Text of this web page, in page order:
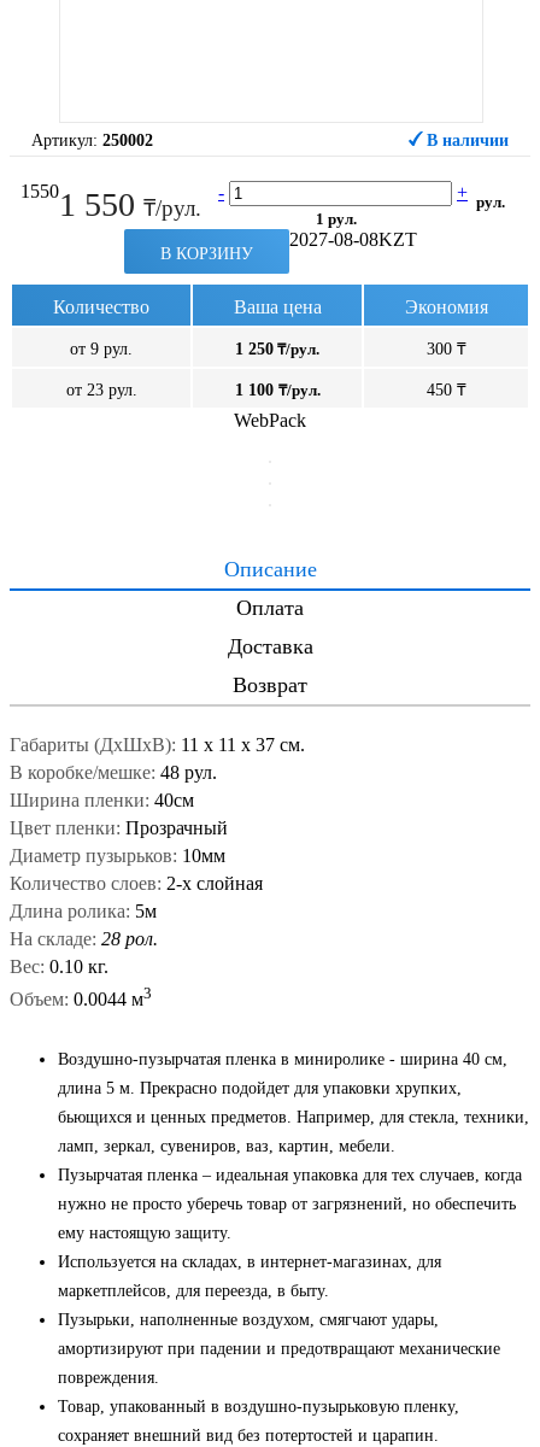
Артикул: 250002 В наличии
15501 550 ₸/рул.
- +
1 рул.
рул.
В КОРЗИНУ
2027-08-08KZT
Количество Ваша цена Экономия
от 9 рул. 1 250 ₸/рул. 300 ₸
от 23 рул. 1 100 ₸/рул. 450 ₸
WebPack
Описание
Оплата
Доставка
Возврат
Габариты (ДxШxВ): 11 x 11 x 37 см.
В коробке/мешке: 48 рул.
Ширина пленки: 40см
Цвет пленки: Прозрачный
Диаметр пузырьков: 10мм
Количество слоев: 2-х слойная
Длина ролика: 5м
На складе: 28 рол.
Вес: 0.10 кг.
Объем: 0.0044 м3
Воздушно-пузырчатая пленка в миниролике - ширина 40 см,
длина 5 м. Прекрасно подойдет для упаковки хрупких,
бьющихся и ценных предметов. Например, для стекла, техники,
ламп, зеркал, сувениров, ваз, картин, мебели.
Пузырчатая пленка – идеальная упаковка для тех случаев, когда
нужно не просто уберечь товар от загрязнений, но обеспечить
ему настоящую защиту.
Используется на складах, в интернет-магазинах, для
маркетплейсов, для переезда, в быту.
Пузырьки, наполненные воздухом, смягчают удары,
амортизируют при падении и предотвращают механические
повреждения.
Товар, упакованный в воздушно-пузырьковую пленку,
сохраняет внешний вид без потертостей и царапин.